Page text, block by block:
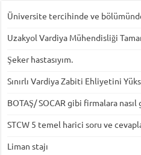
Üniversite tercihinde ve
Uzakyol Vardiya Mühendisliği
Şeker hastasıyım.
Sınırlı Vardiya Zabiti Ehliyetini
BOTAŞ/ SOCAR gibi firmalara nasıl
STCW 5 temel harici soru ve
Liman stajı